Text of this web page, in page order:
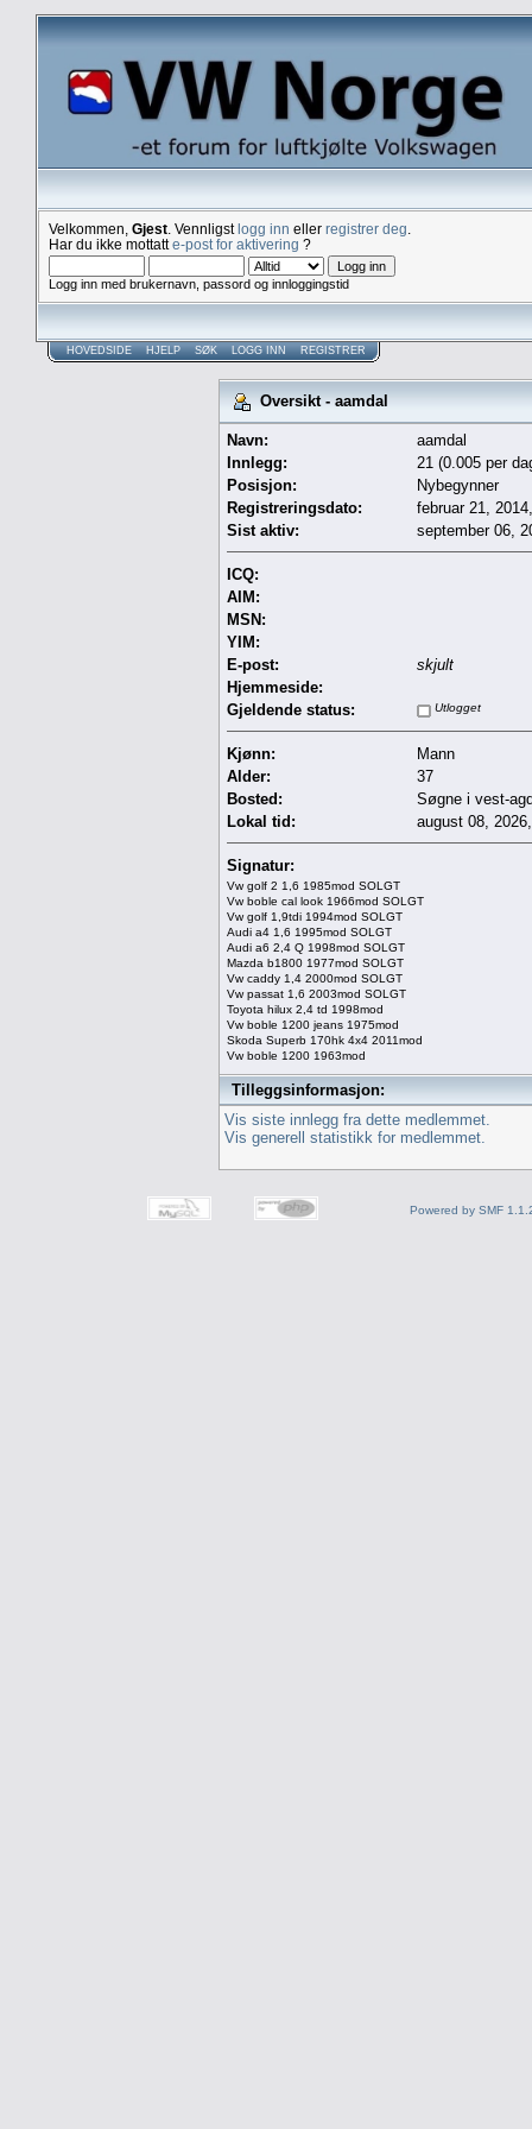
Velkommen, Gjest . Vennligstlogg inn eller registrer deg
Har du ikke mottatte-post for aktivering ?
Logg inn med brukernavn, passord og innloggingstid
HOVEDSIDE HJELP SØK LOGG INN REGISTRER
Oversikt - aamdal
Navn:
aamdal
Innlegg:
21 (0.005 per
Posisjon:
Nybegynner
Registreringsdato:
februar 21,
Sist aktiv:
september 06,
ICQ:
AIM:
MSN:
YIM:
E-post:
skjult
Hjemmeside:
Gjeldende status:
Utlogget
Kjønn:
Mann
Alder:
37
Bosted:
Søgne i vest-
Lokal tid:
august 08,
Signatur:
Vw golf 2 1,6 1985mod SOLGT
Vw boble cal look 1966mod SOLGT
Vw golf 1,9tdi 1994mod SOLGT
Audi a4 1,6 1995mod SOLGT
Audi a6 2,4 Q 1998mod SOLGT
Mazda b1800 1977mod SOLGT
Vw caddy 1,4 2000mod SOLGT
Vw passat 1,6 2003mod SOLGT
Toyota hilux 2,4 td 1998mod
Vw boble 1200 jeans 1975mod
Skoda Superb 170hk 4x4 2011mod
Vw boble 1200 1963mod
Tilleggsinformasjon:
Vis siste innlegg fra dette medlemmet.
Vis generell statistikk for medlemmet.
Powered by SMF